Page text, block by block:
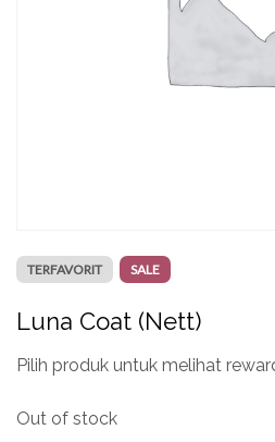
TERFAVORIT SALE
Luna Coat (Nett)
Pilih produk untuk melihat
Out of stock